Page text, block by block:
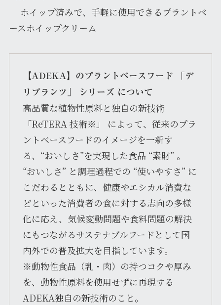
ホイップ済みで、手軽に使用できるプラントベ
ースホイップクリーム
【ADEKA】のプラントベースフード 「デ
リプランツ」 シリーズ について
高品質な植物性原料と独自の新技術
「ReTERA 技術※」 によって、従来のプラ
ントベースフードのイメージを一新す
る、“おいしさ”を実現した食品 “素財” 。
“おいしさ” と調理過程での “使いやすさ” に
こだわるとともに、健康やエシカル消費な
どといった消費者の食に対する志向の多様
化に応え、気候変動問題や食料問題の解決
にもつながるサステナブルフードとして国
内外での普及拡大を目指しています。
※動物性食品（乳・肉）の持つコクや厚み
を、動物性原料を使用せずに再現する
ADEKA独自の新技術のこと。